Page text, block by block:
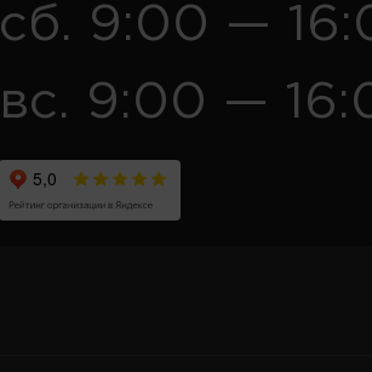
сб. 9:00 —
вс. 9:00 —